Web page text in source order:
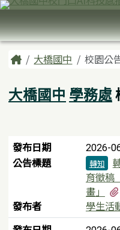
跳至主內容區
臺南市大橋國中
導覽列
主內容區域
Home大橋國中 校園公
大橋國中 學務處
新聞列表
發布日期 2026-
公告標題 轉知
育徵稿
畫」
發布者
學生活
頁尾區域